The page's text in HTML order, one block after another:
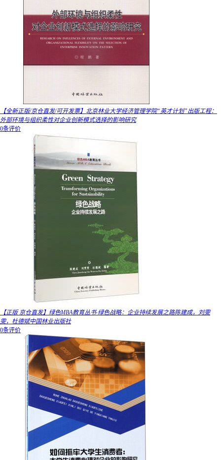
【全新正版/京仓直发/可开发票】北京林业大学经济管理学院“英才计划”出版工程：
外部环境与组织柔性对企业创新模式选择的影响研究
0条评价
【正版 京仓直发】绿色MBA教育丛书·绿色战略：企业持续发展之路陈建成，刘雯
雯，杜德斌中国林业出版社
0条评价